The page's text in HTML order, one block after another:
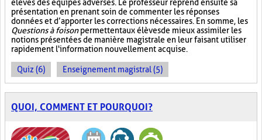
élèves des équipes adverses. Le professeur reprend ensuite sa
présentation en prenant soin de commenter les réponses
données et d’apporter les corrections nécessaires. En somme, les
Questions à foisonpermettent aux élèves de mieux assimiler les
notions présentées de manière magistrale en leur faisant utiliser
rapidement l'information nouvellement acquise.
Quiz (6) Enseignement magistral (5)
QUOI, COMMENT ET POURQUOI?